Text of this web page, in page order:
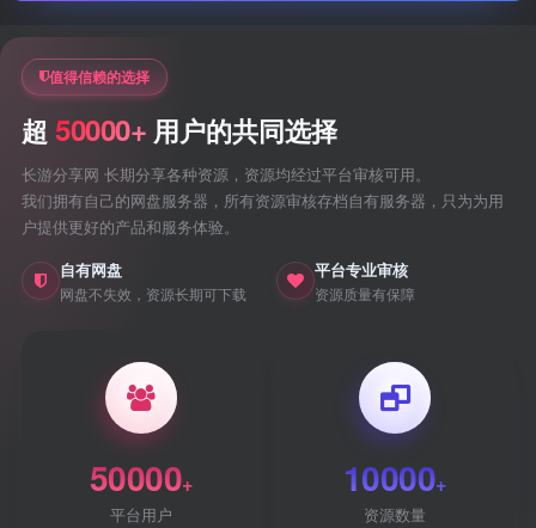
值得信赖的选择
超 50000+ 用户的共同选择
长游分享网 长期分享各种资源，资源均经过平台审核可用。
我们拥有自己的网盘服务器，所有资源审核存档自有服务器，只为为用
户提供更好的产品和服务体验。
自有网盘
网盘不失效，资源长期可下载
平台专业审核
资源质量有保障
50000+
平台用户
10000+
资源数量